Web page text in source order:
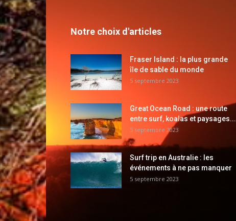
Notre choix d'articles
Fraser Island : la plus grande
île de sable du monde
5 septembre 2023
Great Ocean Road : une route
entre surf, koalas et paysages...
5 septembre 2023
Surf trip en Australie : les
événements à ne pas manquer
5 septembre 2023